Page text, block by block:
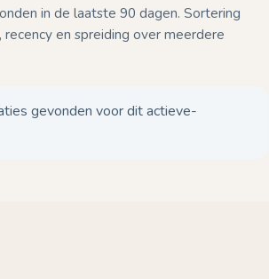
in de laatste 90 dagen. Sortering
en spreiding over meerdere
gevonden voor dit actieve-